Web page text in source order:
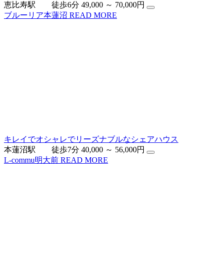
恵比寿駅 徒歩6分 49,000 ～ 70,000円
ブルーリア本蓮沼 READ MORE
キレイでオシャレでリーズナブルなシェアハウス
本蓮沼駅 徒歩7分 40,000 ～ 56,000円
L-commu明大前 READ MORE